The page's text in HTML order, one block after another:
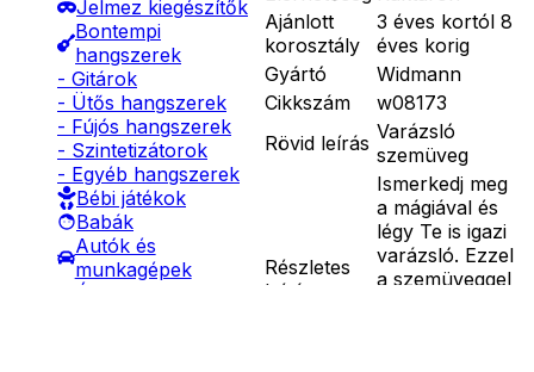
Jelmez kiegészítők
Bontempi
hangszerek
- Gitárok
- Ütős hangszerek
- Fújós hangszerek
- Szintetizátorok
- Egyéb hangszerek
Bébi játékok
Babák
Autók és
munkagépek
Ajánlott
korosztály
3 éves kortól 8
éves korig
Gyártó
Widmann
Cikkszám
w08173
Rövid leírás Varázsló
szemüveg
Részletes
leírás
Ismerkedj meg
a mágiával és
légy Te is igazi
varázsló. Ezzel
a szemüveggel